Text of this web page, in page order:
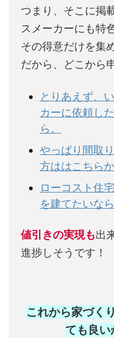
つまり、そこに掲
スメーカーにも特
その得意だけを集
だから、どこから
とりあえず、
カーに依頼し
ら。
やっぱり間取
方ははこちら
ローコスト住
を建てたいな
値引きの実現も出
進捗しそうです！
これから家づく
ても良い